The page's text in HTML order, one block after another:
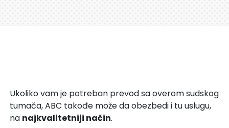
Ukoliko vam je potreban prevod sa overom sudskog
tumača, ABC takođe može da obezbedi i tu uslugu,
na najkvalitetniji način.